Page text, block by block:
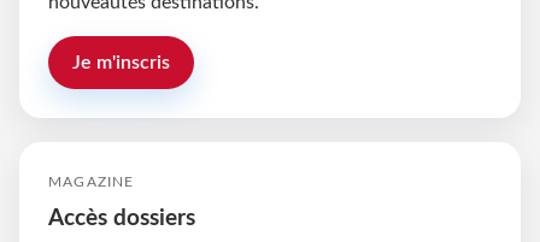
Je m'inscris
MAGAZINE
Accès dossiers